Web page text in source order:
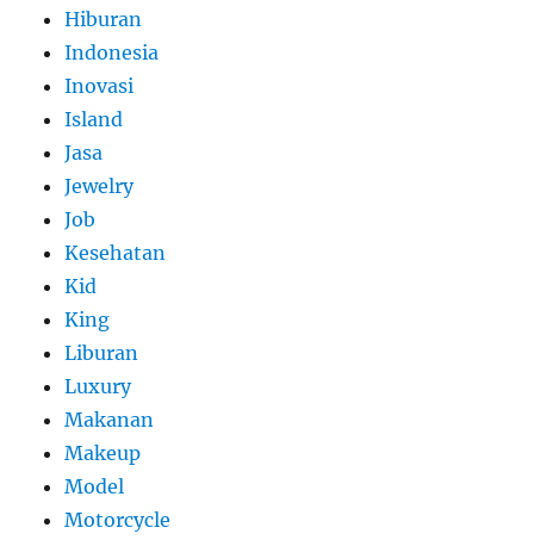
Hiburan
Indonesia
Inovasi
Island
Jasa
Jewelry
Job
Kesehatan
Kid
King
Liburan
Luxury
Makanan
Makeup
Model
Motorcycle